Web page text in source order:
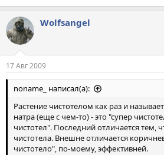
Wolfsangel
17 Авг 2009
noname_ написал(а):
Растение чистотелом как раз и
натра (еще с чем-то) - это "супер
чистотел". Последний отличается тем,
чистотела. Внешне отличается
чистотело", по-моему, эффективней.